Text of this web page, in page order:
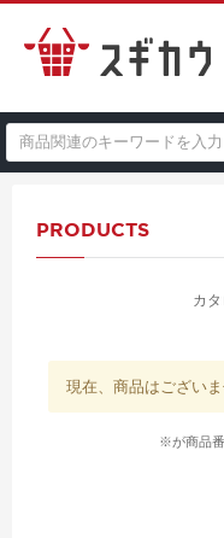
PRODUCTS
カ
現在、商品はございま
※が商品番